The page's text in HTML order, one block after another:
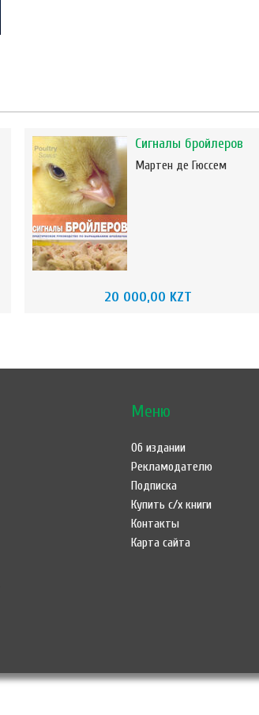
Сигналы бройлеров
Мартен де Гюссем
20 000,00 KZT
Меню
Об издании
Рекламодателю
Подписка
Купить с/х книги
Контакты
Карта сайта